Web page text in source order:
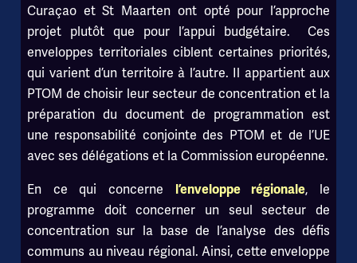
Curaçao et St Maarten ont opté pour l’approche
projet plutôt que pour l’appui budgétaire. Ces
enveloppes territoriales ciblent certaines priorités,
qui varient d’un territoire à l’autre. Il appartient aux
PTOM de choisir leur secteur de concentration et la
préparation du document de programmation est
une responsabilité conjointe des PTOM et de l’UE
avec ses délégations et la Commission européenne.
En ce qui concerne l’enveloppe régionale, le
programme doit concerner un seul secteur de
concentration sur la base de l’analyse des défis
communs au niveau régional. Ainsi, cette enveloppe